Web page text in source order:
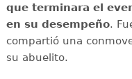
que terminara el
en su desempeño.
compartió una
su abuelito.